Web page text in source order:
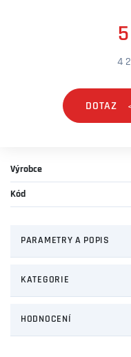
4
DOTAZ
Výrobce
Kód
PARAMETRY A POPIS
KATEGORIE
HODNOCENÍ